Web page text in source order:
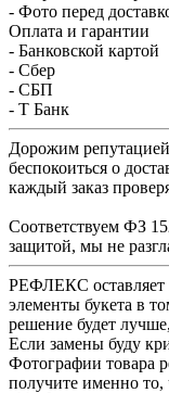
- Фото перед
Оплата и гарантии
- Банковской картой
- Сбер
- СБП
- Т Банк
Дорожим
беспокоиться о
каждый заказ
Соответствуем ФЗ
защитой, мы не
РЕФЛЕКС оставляет
элементы букета в
решение будет
Если замены буду
Фотографии товара
получите именно то,